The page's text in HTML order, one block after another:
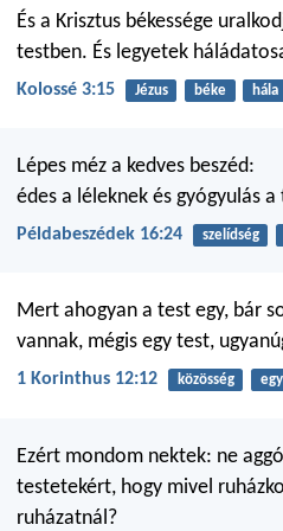
És a Krisztus békessége
testben. És legyetek
Kolossé 3:15 Jézus béke hála
Lépes méz a kedves beszéd:
édes a léleknek és gyógyulás
Példabeszédek 16:24 szelídség
Mert ahogyan a test egy, bár
vannak, mégis egy test,
1 Korinthus 12:12 közösség
Ezért mondom nektek: ne
testetekért, hogy mivel
ruházatnál?